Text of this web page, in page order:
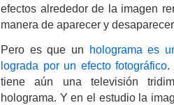
efectos alrededor de la imagen
manera de aparecer y
Pero es que un holograma es
lograda por un efecto fotográfico.
tiene aún una televisión
holograma. Y en el estudio la